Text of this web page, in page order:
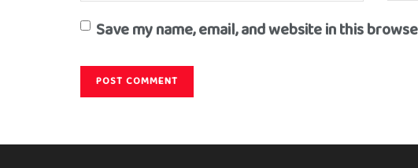
Save my name, email, and website in this